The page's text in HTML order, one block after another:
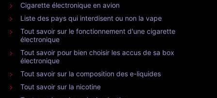
Cigarette électronique en avion
Liste des pays qui interdisent ou non la vape
Tout savoir sur le fonctionnement d'une cigarette
électronique
Tout savoir pour bien choisir les accus de sa box
électronique
Tout savoir sur la composition des e-liquides
Tout savoir sur la nicotine